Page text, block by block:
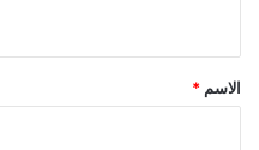
*
الاسم *